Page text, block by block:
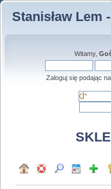
Stanisław Lem
Witamy,
Zaloguj się podając